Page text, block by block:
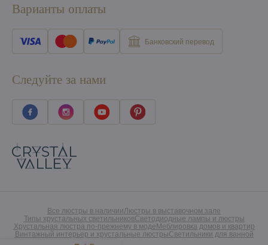
Варианты оплаты
Банковский перевод
Следуйте за нами
Все люстры в наличииЛюстры в выставочном зале
Типы хрустальных светильниковСветодиодные лампы и люстры
Хрустальная люстра по-прежнему в моде Меблировка домов и квартир
Винтажный интерьер и хрустальные люстрыСветильники для ванной